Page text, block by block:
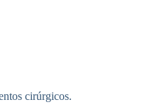
cirúrgicos.